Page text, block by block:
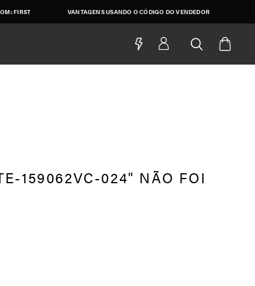
FIRST VANTAGENS USANDO O CÓDIGO DO VENDEDOR
159062VC-024